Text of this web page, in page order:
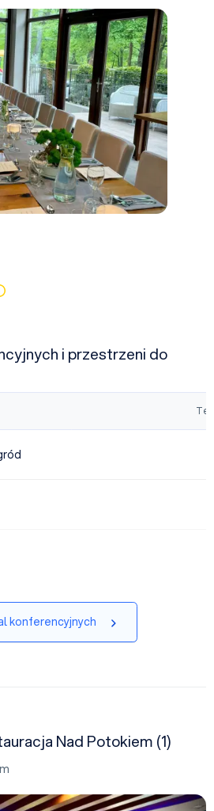
i przestrzeni do
konferencyjnych
Nad Potokiem (1)